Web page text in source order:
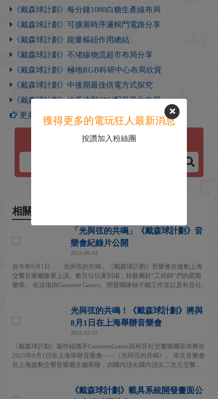
《戴森球計劃》每分鐘1080白糖生產線布局
《戴森球計劃》可擴展時序邏輯門電路分享
《戴森球計劃》能量樞紐作用總結
《戴森球計劃》不堵線物流超市布局分享
《戴森球計劃》極地RGB科研中心布局欣賞
《戴森球計劃》中後期最佳供電方式探究
《戴森球計劃》綠馬達與CPU配平量化布局
更多【戴森球計劃】攻略
戴森球計劃
相關新聞
「光與弦的共鳴」《戴森球計劃》音
樂會紀錄片公開
2025-09-03
在今年8月1日，「光與弦的共鳴」《戴森球計劃》音樂會在捷豹上海
交響音樂廳隆重上演。數百位玩家到場，聆聽屬於“工程師”們的星際
樂章。 在這場由Gamirror Games、開發團隊柚子貓工作室以及和音社...
光與弦的共鳴！《戴森球計劃》將與
8月1日在上海舉辦音樂會
2025-07-15
《戴森球計劃》製作組攜手GamirrorGames與和音社交響樂團宣布將於
2025年8月1日在上海舉辦音樂會——《光與弦的共鳴》。 本次音樂會
在上海捷豹交響音樂廳主廳舉辦，由國內頂尖國內頂尖二次元交響...
《戴森球計劃》載具系統開發畫面公
獲得更多的電玩狂人最新消息
按讚加入粉絲團